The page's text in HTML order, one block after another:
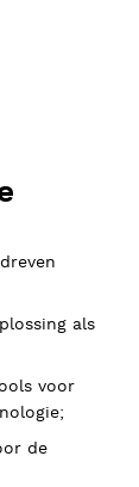
als
voor
de